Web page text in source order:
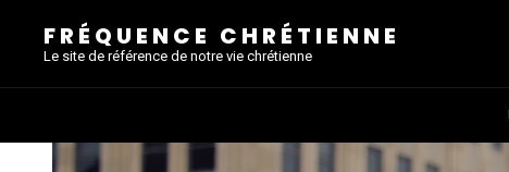
FRÉQUENCE CHRÉTIENNE
Le site de référence de notre vie chrétienne